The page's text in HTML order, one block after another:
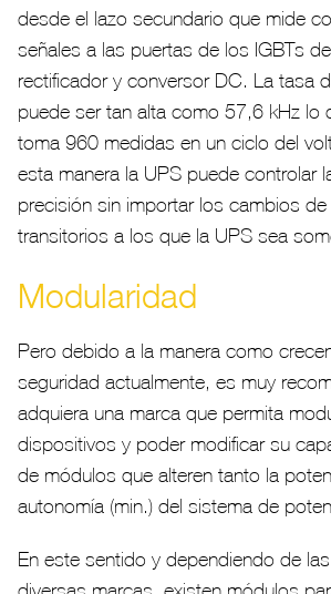
desde el lazo secundario que mide
señales a las puertas de los IGBTs
rectificador y conversor DC. La tasa
puede ser tan alta como 57,6 kHz lo
toma 960 medidas en un ciclo del
esta manera la UPS puede controlar
precisión sin importar los cambios
transitorios a los que la UPS sea
Modularidad
Pero debido a la manera como
seguridad actualmente, es muy
adquiera una marca que permita
dispositivos y poder modificar su
de módulos que alteren tanto la
autonomía (min.) del sistema de
En este sentido y dependiendo de